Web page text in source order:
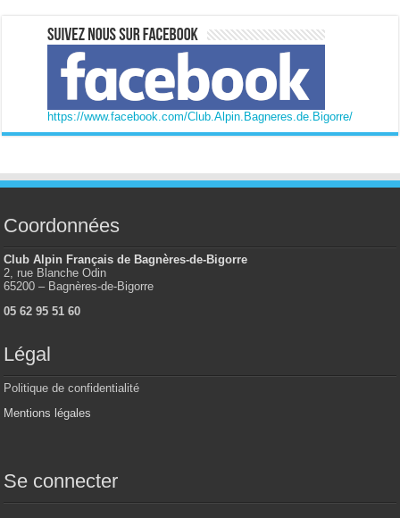
https://www.facebook.com/Club.Alpin.Bagneres.de.Bigorre/
Coordonnées
Club Alpin Français de Bagnères-de-Bigorre
2, rue Blanche Odin
65200 – Bagnères-de-Bigorre
05 62 95 51 60
Légal
Politique de confidentialité
Mentions légales
Se connecter